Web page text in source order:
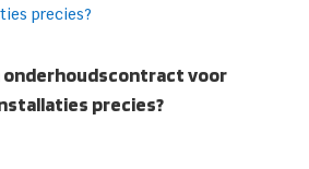
onderhoudscontract voor
precies?